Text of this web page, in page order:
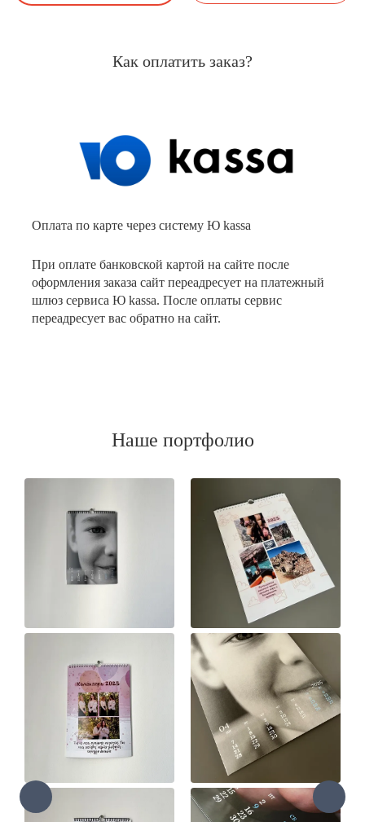
Как оплатить заказ?
Оплата по карте через систему Ю kassa
При оплате банковской картой на сайте после
оформления заказа сайт переадресует на платежный
шлюз сервиса Ю kassa. После оплаты сервис
переадресует вас обратно на сайт.
Наше портфолио